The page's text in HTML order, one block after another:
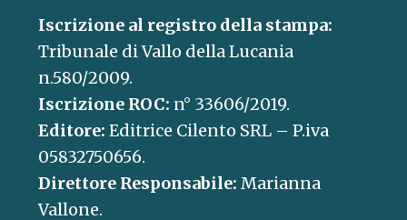
Iscrizione al registro della stampa:
Tribunale di Vallo della Lucania
n.580/2009.
Iscrizione ROC: n° 33606/2019.
Editore: Editrice Cilento SRL – P.iva
05832750656.
Direttore Responsabile: Marianna
Vallone.